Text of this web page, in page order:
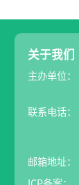
关于我们
主办单位：
联系电话：
邮箱地址：